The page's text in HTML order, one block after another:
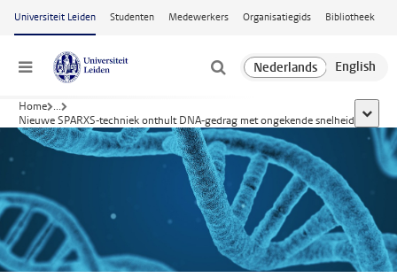
Ga naar hoofdinhoud
Universiteit Leiden Studenten Medewerkers Organisatiegids Bibliotheek
Menu
Home ...
Nieuwe SPARXS-techniek onthult DNA-gedrag met ongekende snelheid
toon